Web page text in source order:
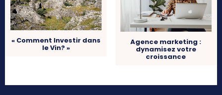
« Comment Investir dans
le Vin? »
Agence marketing :
dynamisez votre
croissance